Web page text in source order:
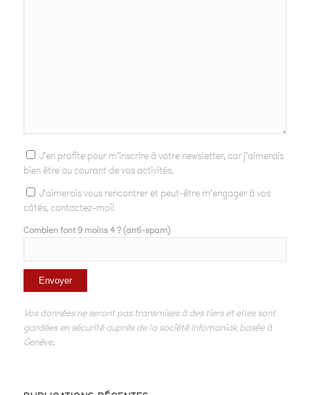
J'en profite pour m'inscrire à votre newsletter, car j'aimerais
bien être au courant de vos activités.
J'aimerais vous rencontrer et peut-être m'engager à vos
côtés, contactez-moi!
Combien font 9 moins 4 ? (anti-spam)
Vos données ne seront pas transmises à des tiers et elles sont
gardées en sécurité auprès de la société Infomaniak basée à
Genève.